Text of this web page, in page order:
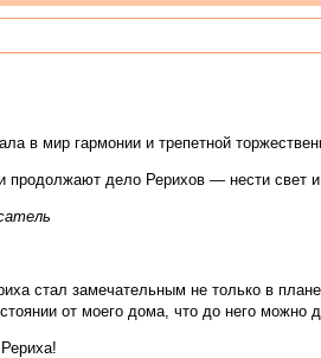
в мир гармонии и трепетной
продолжают дело Рерихов — нести свет и
стал замечательным не только в
от моего дома, что до него можно